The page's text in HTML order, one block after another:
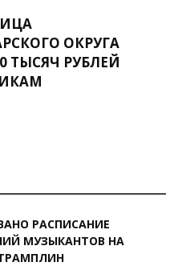
ОКРУГА
ТЫСЯЧ РУБЛЕЙ
РАСПИСАНИЕ
МУЗЫКАНТОВ НА